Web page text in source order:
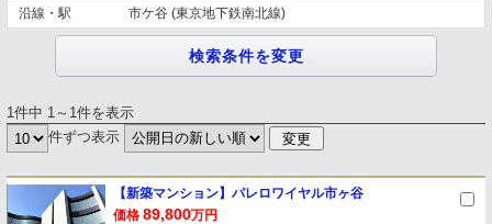
沿線・駅 市ケ谷 (東京地下鉄南北線)
1件中 1～1件を表示
件ずつ表示
【新築マンション】パレロワイヤル市ヶ谷
価格 89,800万円